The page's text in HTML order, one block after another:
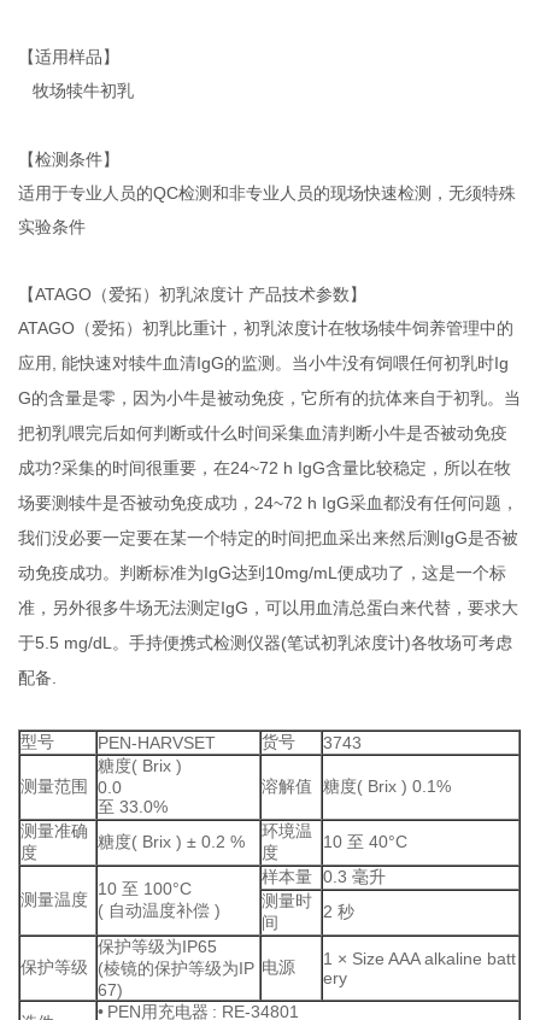
【适用样品】
牧场犊牛初乳
【检测条件】
适用于专业人员的QC检测和非专业人员的现场快速检测，无须特殊
实验条件
【ATAGO （爱拓）初乳浓度计 产品技术参数】
ATAGO （爱拓）初乳比重计，初乳浓度计在牧场犊牛饲养管理中的
应用 能快速对犊牛血清IgG的监测。当小牛没有饲喂任何初乳时Ig
G的含量是零，因为小牛是被动免疫，它所有的抗体来自于初乳。当
把初乳喂完后如何判断或什么时间采集血清判断小牛是否被动免疫
成功?采集的时间很重要，在24~72 h IgG含量比较稳定，所以在牧
场要测犊牛是否被动免疫成功， 24~72 h IgG采血都没有任何问题，
我们没必要一定要在某一个特定的时间把血采出来然后测IgG是否被
动免疫成功。判断标准为IgG达到10mg/mL便成功了，这是一个标
准，另外很多牛场无法测定IgG ，可以用血清总蛋白来代替，要求大
于5.5 mg/dL 。手持便携式检测仪器(笔试初乳浓度计)各牧场可考虑
配备
型号 PEN-HARVSET 货号 3743
测量范围
糖度( Brix )
0.0
至 33.0%
溶解值 糖度( Brix ) 0.1%
测量准确
度
糖度( Brix )± 0.2 %
环境温
度
10至 40°C
测量温度
10至 100°C
( 自动温度补偿 )
样本量 0.3毫升
测量时
间
2秒
保护等级
保护等级为IP65
(棱镜的保护等级为IP
67)
电源 1 × Size AAA alkaline batt
ery
• PEN用充电器 : RE-34801